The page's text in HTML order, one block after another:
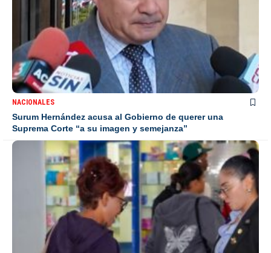
NACIONALES
Surum Hernández acusa al Gobierno de querer una
Suprema Corte “a su imagen y semejanza”